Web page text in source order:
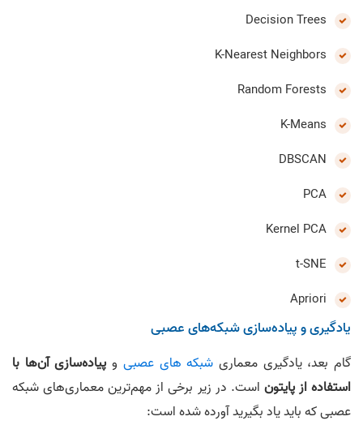
Decision Trees
K-Nearest Neighbors
Random Forests
K-Means
DBSCAN
PCA
Kernel PCA
t-SNE
Apriori
یادگیری و پیاده‌سازی شبکه‌های عصبی
گام بعد، یادگیری معماری شبکه های عصبی و پیاده‌سازی آن‌ها با
استفاده از پایتون است. در زیر برخی از مهم‌ترین معماری‌های شبکه
عصبی که باید یاد بگیرید آورده شده است: